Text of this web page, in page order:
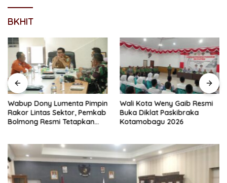
BKHIT
Wabup Dony Lumenta Pimpin
Rakor Lintas Sektor, Pemkab
Bolmong Resmi Tetapkan
Wali Kota Weny Gaib Resmi
Buka Diklat Paskibraka
Kotamobagu 2026